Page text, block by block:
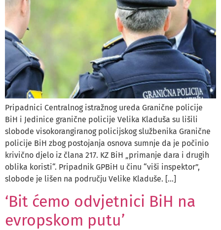
Pripadnici Centralnog istražnog ureda Granične policije
BiH i Jedinice granične policije Velika Kladuša su lišili
slobode visokorangiranog policijskog službenika Granične
policije BiH zbog postojanja osnova sumnje da je počinio
krivično djelo iz člana 217. KZ BiH „primanje dara i drugih
oblika koristi“. Pripadnik GPBiH u činu “viši inspektor”,
slobode je lišen na području Velike Kladuše. […]
‘Bit ćemo odvjetnici BiH na
evropskom putu’